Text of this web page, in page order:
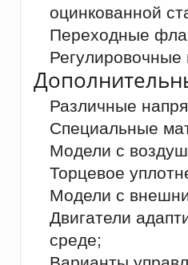
оцинкованной
Переходные
Различные
Специальные
Модели с
Торцевое
Модели с
Двигатели
среде;